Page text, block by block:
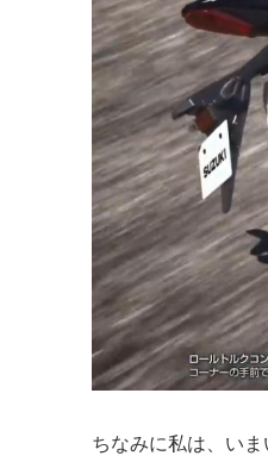
ちなみに私は、い